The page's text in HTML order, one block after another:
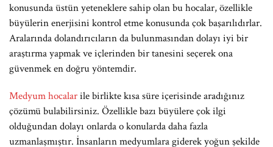
konusunda üstün yeteneklere sahip olan bu hocalar, özellikle
büyülerin enerjisini kontrol etme konusunda çok başarılıdırlar.
Aralarında dolandırıcıların da bulunmasından dolayı iyi bir
araştırma yapmak ve içlerinden bir tanesini seçerek ona
güvenmek en doğru yöntemdir.
Medyum hocalarile birlikte kısa süre içerisinde aradığınız
çözümü bulabilirsiniz. Özellikle bazı büyülere çok ilgi
olduğundan dolayı onlarda o konularda daha fazla
uzmanlaşmıştır. İnsanların medyumlara giderek yoğun şekilde